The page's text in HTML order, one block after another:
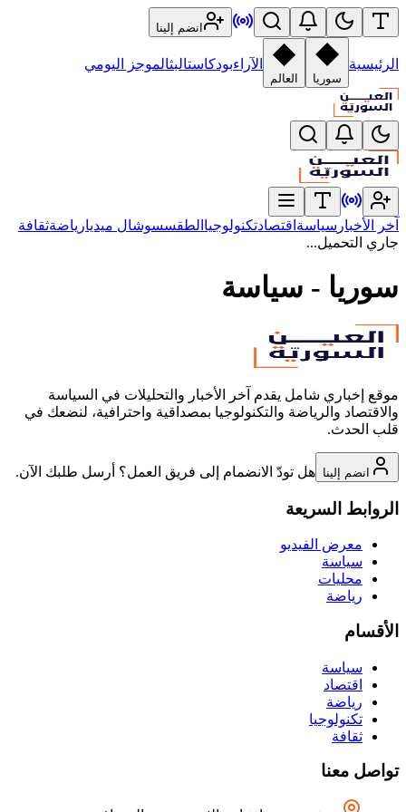
انضم إلينا
الرئيسية
سوريا العالم
الآراءبودكاستالبثالموجز اليومي
آخر الأخبار سياسة اقتصادتكنولوجيا الطقسسوشال ميديارياضةثقافة
جاري التحميل...
سوريا - سياسة
موقع إخباري شامل يقدم آخر الأخبار والتحليلات في السياسة
والاقتصاد والرياضة والتكنولوجيا بمصداقية واحترافية، لنضعك في
قلب الحدث.
انضم إلينا هل تودّ الانضمام إلى فريق العمل؟ أرسل طلبك الآن.
الروابط السريعة
معرض الفيديو
سياسة
محليات
رياضة
الأقسام
سياسة
اقتصاد
رياضة
تكنولوجيا
ثقافة
تواصل معنا